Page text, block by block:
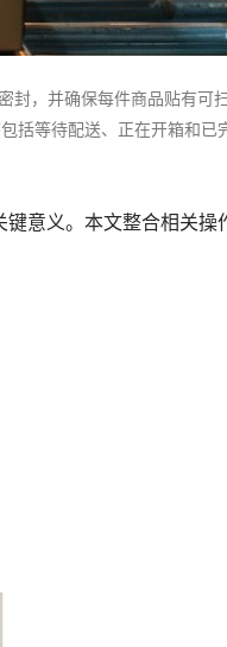
封，并确保每件商品贴有可
括等待配送、正在开箱和已
不符）将导致产品拒收或
意义。本文整合相关操